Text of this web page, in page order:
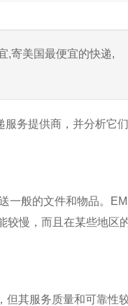
,寄美国最便宜的快递,
服务提供商，并分析它们
一般的文件和物品。
较慢，而且在某些地区
但其服务质量和可靠性